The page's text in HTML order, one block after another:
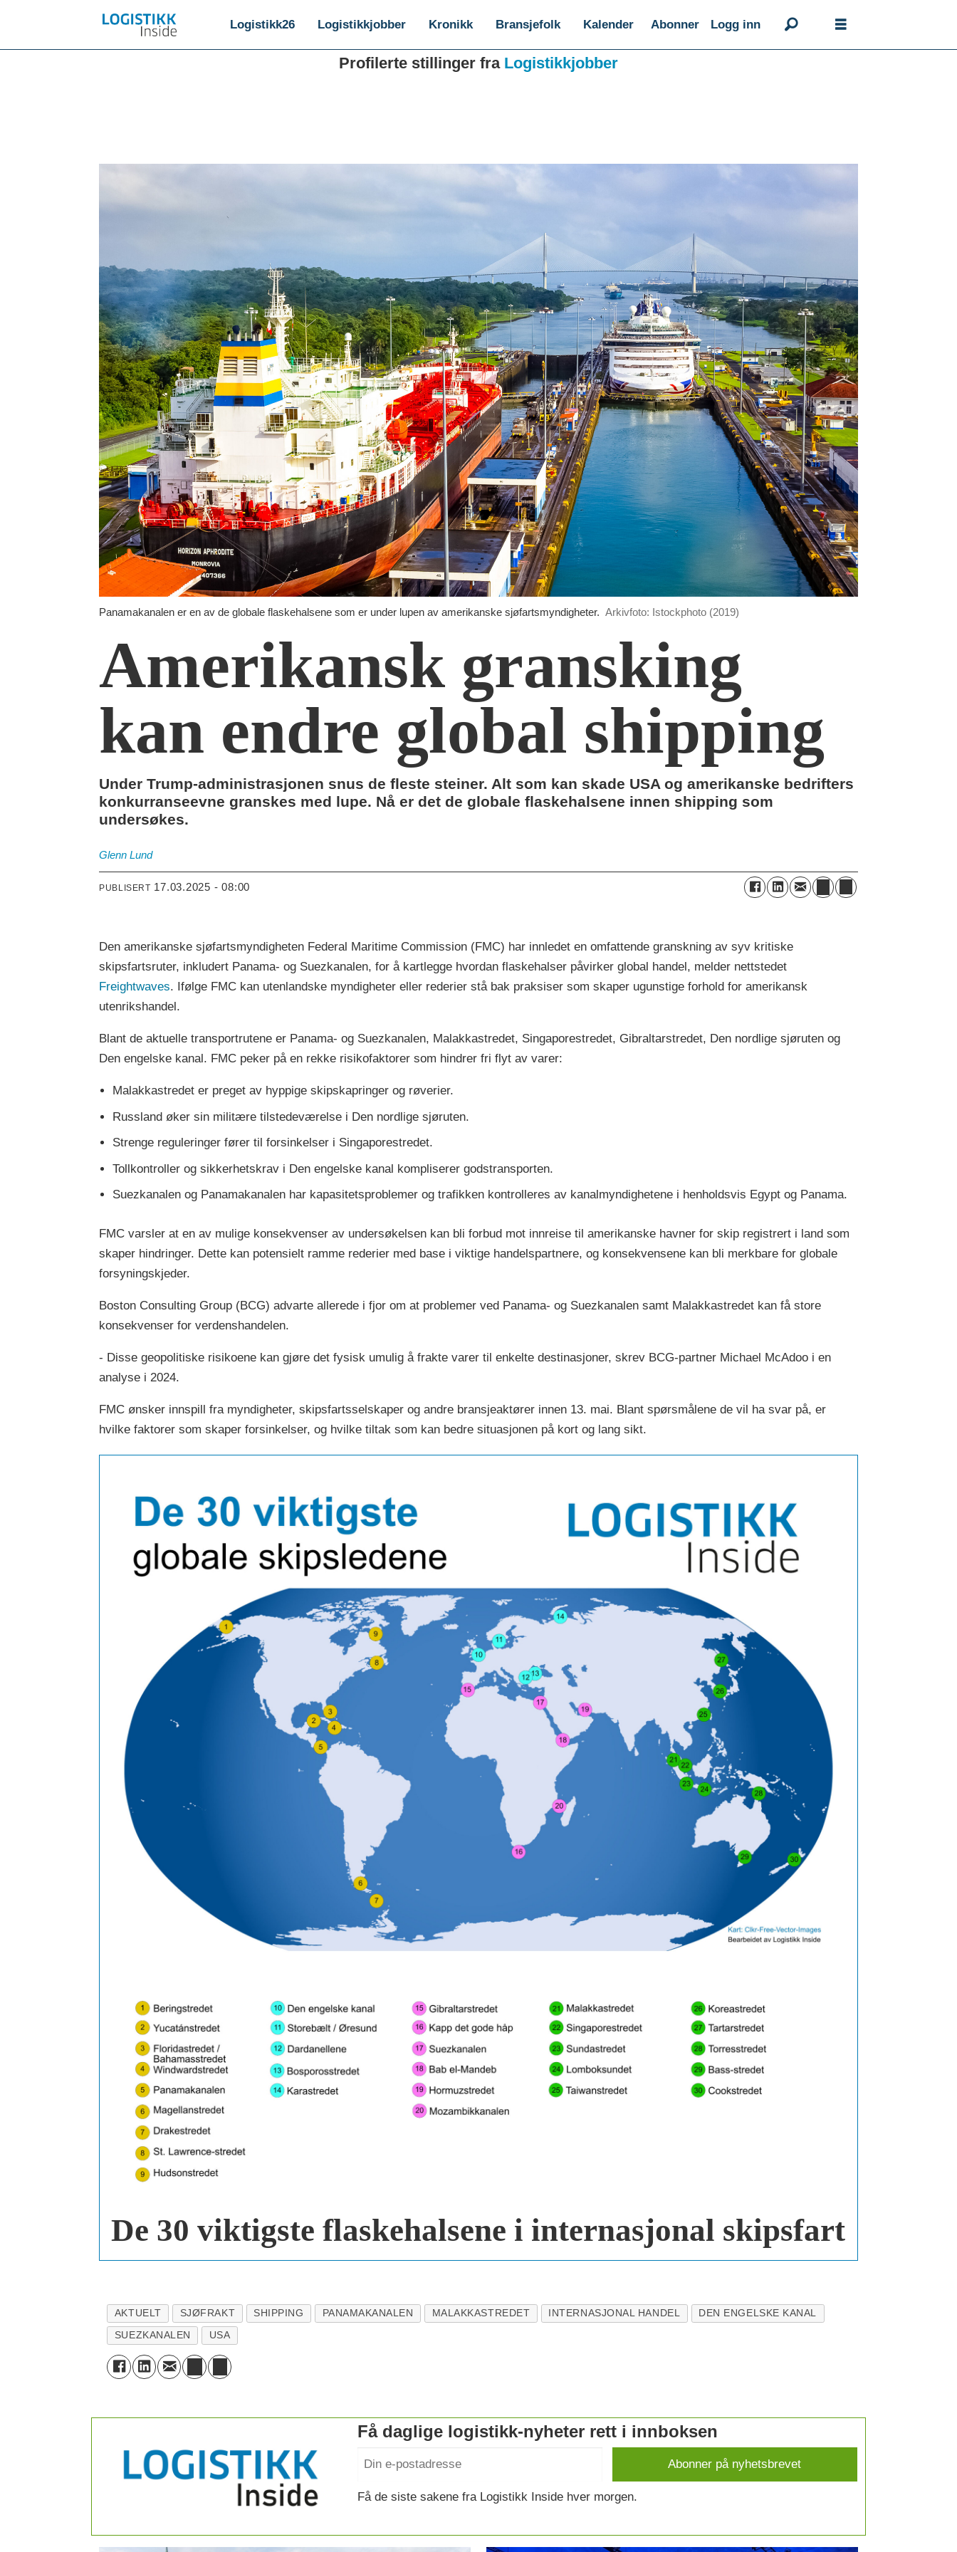
Logistikk26 Logistikkjobber Kronikk Bransjefolk Kalender Abonner Logg inn
Profilerte stillinger fra Logistikkjobber
Panamakanalen er en av de globale flaskehalsene som er under lupen av amerikanske sjøfartsmyndigheter. Arkivfoto: Istockphoto (2019)
Amerikansk gransking
kan endre global shipping
Under Trump-administrasjonen snus de fleste steiner. Alt som kan skade USA og amerikanske bedrifters
konkurranseevne granskes med lupe. Nå er det de globale flaskehalsene innen shipping som
undersøkes.
Glenn Lund
PUBLISERT 17.03.2025 - 08:00
Den amerikanske sjøfartsmyndigheten Federal Maritime Commission (FMC) har innledet en omfattende granskning av syv kritiske
skipsfartsruter, inkludert Panama- og Suezkanalen, for å kartlegge hvordan flaskehalser påvirker global handel, melder nettstedet
Freightwaves. Ifølge FMC kan utenlandske myndigheter eller rederier stå bak praksiser som skaper ugunstige forhold for amerikansk
utenrikshandel.
Blant de aktuelle transportrutene er Panama- og Suezkanalen, Malakkastredet, Singaporestredet, Gibraltarstredet, Den nordlige sjøruten og
Den engelske kanal. FMC peker på en rekke risikofaktorer som hindrer fri flyt av varer:
Malakkastredet er preget av hyppige skipskapringer og røverier.
Russland øker sin militære tilstedeværelse i Den nordlige sjøruten.
Strenge reguleringer fører til forsinkelser i Singaporestredet.
Tollkontroller og sikkerhetskrav i Den engelske kanal kompliserer godstransporten.
Suezkanalen og Panamakanalen har kapasitetsproblemer og trafikken kontrolleres av kanalmyndighetene i henholdsvis Egypt og Panama.
FMC varsler at en av mulige konsekvenser av undersøkelsen kan bli forbud mot innreise til amerikanske havner for skip registrert i land som
skaper hindringer. Dette kan potensielt ramme rederier med base i viktige handelspartnere, og konsekvensene kan bli merkbare for globale
forsyningskjeder.
Boston Consulting Group (BCG) advarte allerede i fjor om at problemer ved Panama- og Suezkanalen samt Malakkastredet kan få store
konsekvenser for verdenshandelen.
- Disse geopolitiske risikoene kan gjøre det fysisk umulig å frakte varer til enkelte destinasjoner, skrev BCG-partner Michael McAdoo i en
analyse i 2024.
FMC ønsker innspill fra myndigheter, skipsfartsselskaper og andre bransjeaktører innen 13. mai. Blant spørsmålene de vil ha svar på, er
hvilke faktorer som skaper forsinkelser, og hvilke tiltak som kan bedre situasjonen på kort og lang sikt.
De 30 viktigste flaskehalsene i internasjonal skipsfart
AKTUELT SJØFRAKT SHIPPING PANAMAKANALEN MALAKKASTREDET INTERNASJONAL HANDEL DEN ENGELSKE KANAL
SUEZKANALEN USA
Få daglige logistikk-nyheter rett i innboksen
Få de siste sakene fra Logistikk Inside hver morgen.